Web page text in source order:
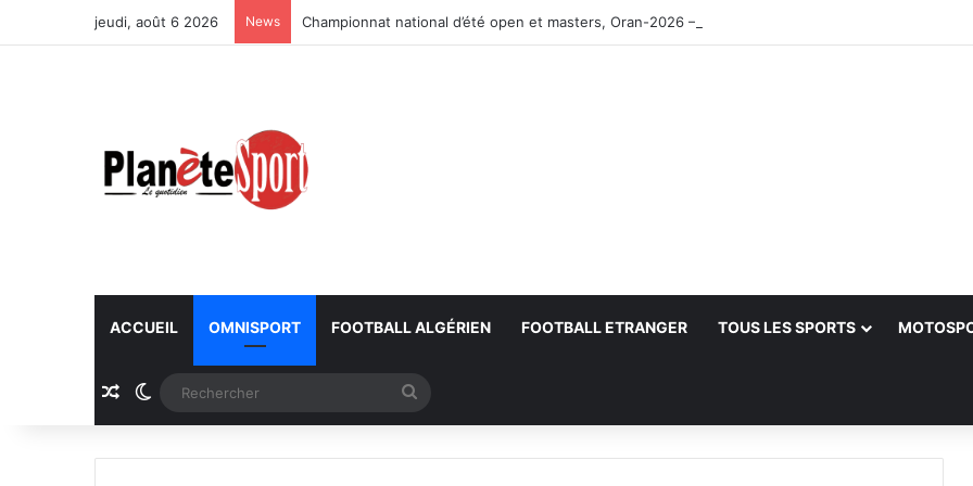
jeudi, août 6 2026 News Championnat national d’été open et masters, Oran-2026 — Le CRB s’adjuge le titre
ACCUEIL OMNISPORT FOOTBALL ALGÉRIEN FOOTBALL ETRANGER TOUS LES SPORTS
Article Aléatoire
Switch skin